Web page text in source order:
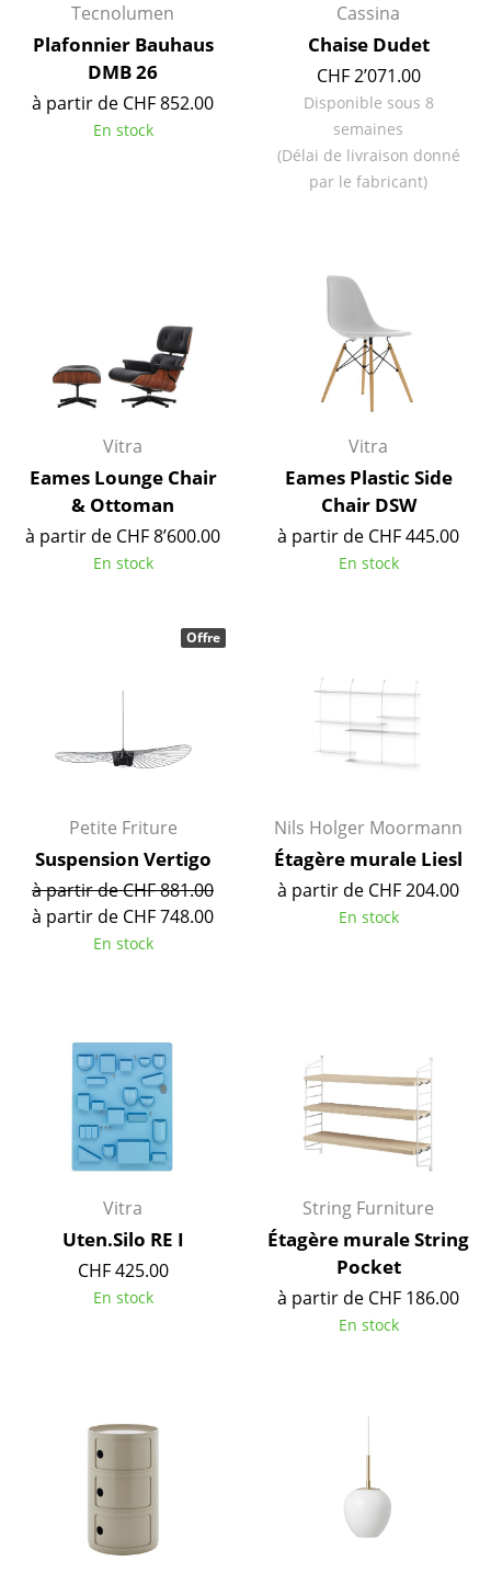
Appliques murales
Luminaires d’extérieur
Lampes sans fil
Lits empilables
Lits enfants
Tables de chevet et Accessoires de lit
... voir tous les lits
Accessoires
Horloges
Plateaux
Boîtes de rangement
Couvertures
Coussins
... voir tous les accessoires
Espaces
Maison
Salon et Salle de séjour
Cuisine & Salle à manger
Chambre à coucher
Entrée & Couloir
Salle de Bain
Cellier & Buanderie
Jardin & Balcon
Tecnolumen
Plafonnier Bauhaus
DMB 26
à partir de CHF 852.00
En stock
Cassina
Chaise Dudet
CHF 2’071.00
Disponible sous 8
semaines
(Délai de livraison donné
par le fabricant)
Vitra
Eames Lounge Chair
& Ottoman
à partir de CHF 8’600.00
En stock
Vitra
Eames Plastic Side
Chair DSW
à partir de CHF 445.00
En stock
Petite Friture
Suspension Vertigo
à partir de CHF 881.00
à partir de CHF 748.00
En stock
Offre
Nils Holger Moormann
Étagère murale Liesl
à partir de CHF 204.00
En stock
Vitra
Uten.Silo RE I
CHF 425.00
En stock
String Furniture
Étagère murale String
Pocket
à partir de CHF 186.00
En stock